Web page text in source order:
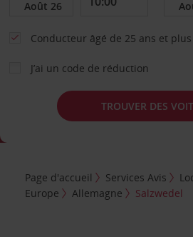
Conducteur âgé de 25 ans et plus
J’ai un code de réduction
TROUVER DES
Page d'accueil Services Avis
Europe
Allemagne Salzwedel